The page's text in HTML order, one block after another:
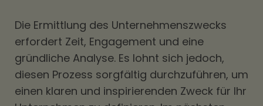
Die Ermittlung des Unternehmenszwecks
erfordert Zeit, Engagement und eine
gründliche Analyse. Es lohnt sich jedoch,
diesen Prozess sorgfältig durchzuführen, um
einen klaren und inspirierenden Zweck für Ihr